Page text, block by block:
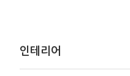
인테리어